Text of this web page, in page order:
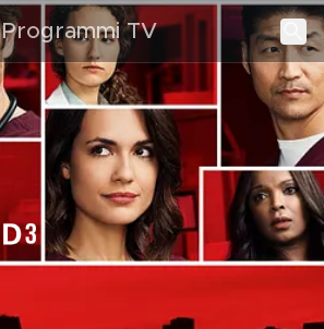
Programmi TV